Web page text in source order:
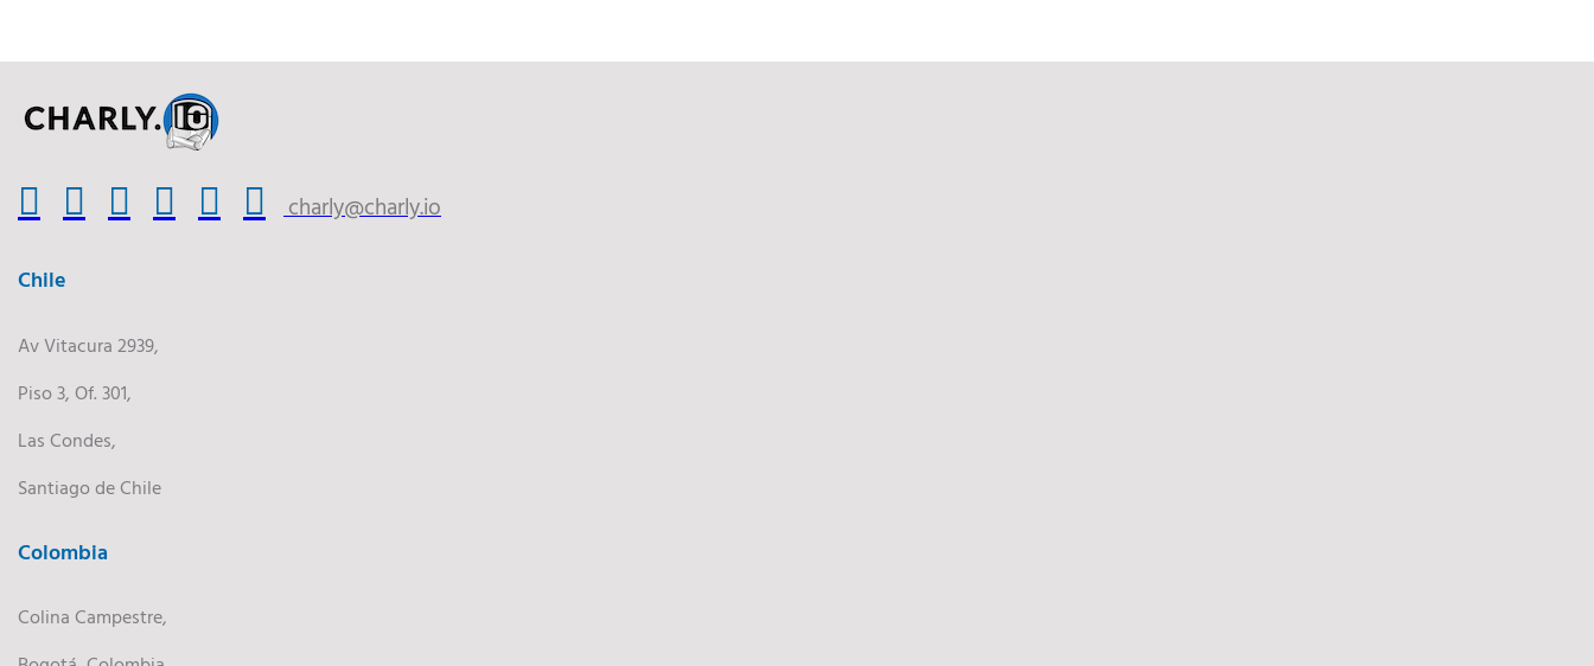
charly@charly.io
Chile
Av Vitacura 2939,
Piso 3, Of. 301,
Las Condes,
Santiago de Chile
Colombia
Colina Campestre,